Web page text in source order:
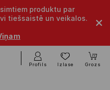
produktu par
tiešsaistē un veikalos.
Profils Izlase Grozs